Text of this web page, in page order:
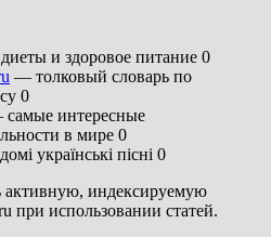
и здоровое питание 0
— толковый словарь по
0
интересные
в мире 0
українські пісні 0
активную, индексируемую
при использовании статей.